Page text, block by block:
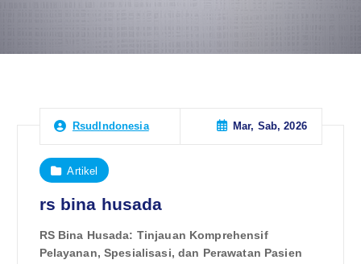
RsudIndonesia Mar, Sab, 2026
Artikel
rs bina husada
RS Bina Husada: Tinjauan Komprehensif
Pelayanan, Spesialisasi, dan Perawatan Pasien